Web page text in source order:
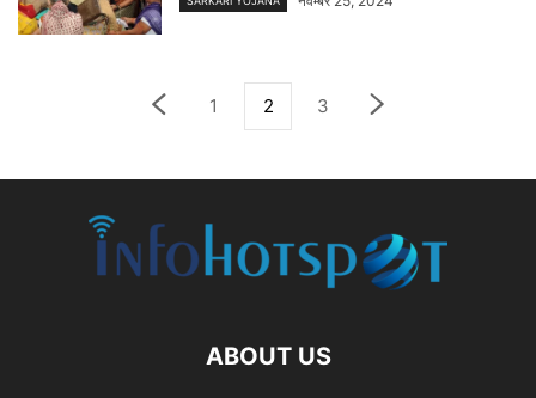
1 2 3
ABOUT US